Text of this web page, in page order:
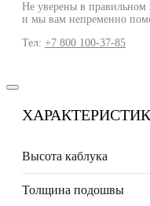
Не уверены в правильном
и мы вам непременно
Тел: +7 800 100-37-85
Высота каблука
Толщина подошвы